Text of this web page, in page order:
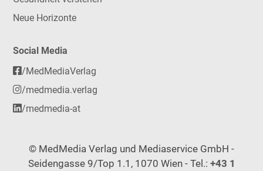
Neue Horizonte
Social Media
/MedMediaVerlag
/medmedia.verlag
/medmedia-at
© MedMedia Verlag und Mediaservice GmbH -
Seidengasse 9/Top 1.1, 1070 Wien - Tel.: +43 1